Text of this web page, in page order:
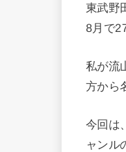
東武野
8月で
私が流
方から
今回は
ャンル